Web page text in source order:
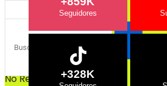
No Result +328K